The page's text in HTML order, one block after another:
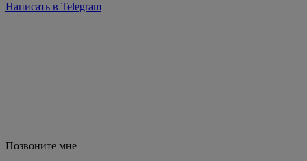
Написать в Telegram
Позвоните мне